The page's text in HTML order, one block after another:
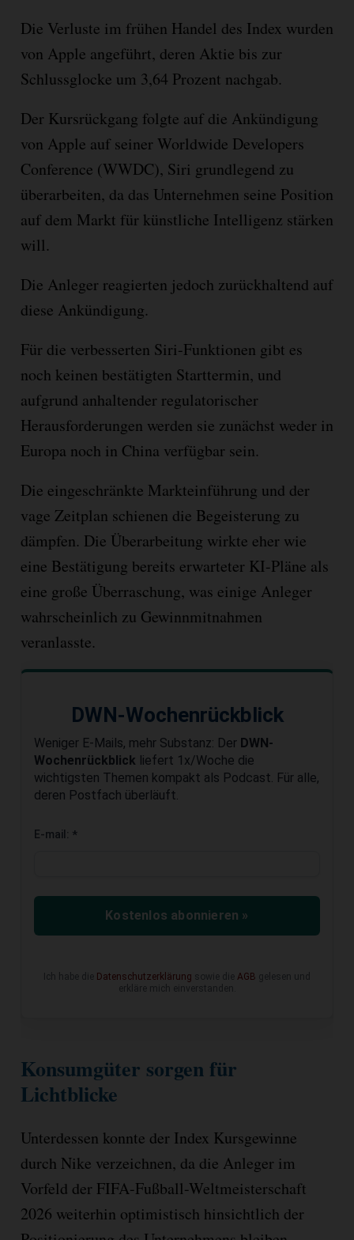
Die Verluste im frühen Handel des Index wurden
von Apple angeführt, deren Aktie bis zur
Schlussglocke um 3,64 Prozent nachgab.
Der Kursrückgang folgte auf die Ankündigung
von Apple auf seiner Worldwide Developers
Conference (WWDC), Siri grundlegend zu
überarbeiten, da das Unternehmen seine Position
auf dem Markt für künstliche Intelligenz stärken
will.
Die Anleger reagierten jedoch zurückhaltend auf
diese Ankündigung.
Für die verbesserten Siri-Funktionen gibt es
noch keinen bestätigten Starttermin, und
aufgrund anhaltender regulatorischer
Herausforderungen werden sie zunächst weder in
Europa noch in China verfügbar sein.
Die eingeschränkte Markteinführung und der
vage Zeitplan schienen die Begeisterung zu
dämpfen. Die Überarbeitung wirkte eher wie
eine Bestätigung bereits erwarteter KI-Pläne als
eine große Überraschung, was einige Anleger
wahrscheinlich zu Gewinnmitnahmen
veranlasste.
DWN-Wochenrückblick
Weniger E-Mails, mehr Substanz: Der DWN-
Wochenrückblick liefert 1x/Woche die
wichtigsten Themen kompakt als Podcast. Für alle,
deren Postfach überläuft.
E-mail: *
Kostenlos abonnieren »
Ich habe die Datenschutzerklärung sowie die AGB gelesen und
erkläre mich einverstanden.
Konsumgüter sorgen für
Lichtblicke
Unterdessen konnte der Index Kursgewinne
durch Nike verzeichnen, da die Anleger im
Vorfeld der FIFA-Fußball-Weltmeisterschaft
2026 weiterhin optimistisch hinsichtlich der